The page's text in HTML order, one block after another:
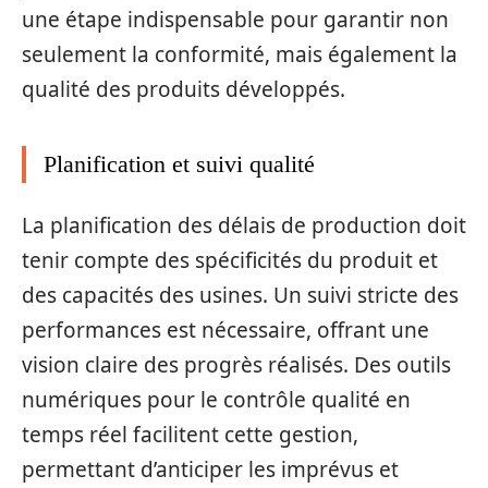
une étape indispensable pour garantir non
seulement la conformité, mais également la
qualité des produits développés.
Planification et suivi qualité
La planification des délais de production doit
tenir compte des spécificités du produit et
des capacités des usines. Un suivi stricte des
performances est nécessaire, offrant une
vision claire des progrès réalisés. Des outils
numériques pour le contrôle qualité en
temps réel facilitent cette gestion,
permettant d’anticiper les imprévus et